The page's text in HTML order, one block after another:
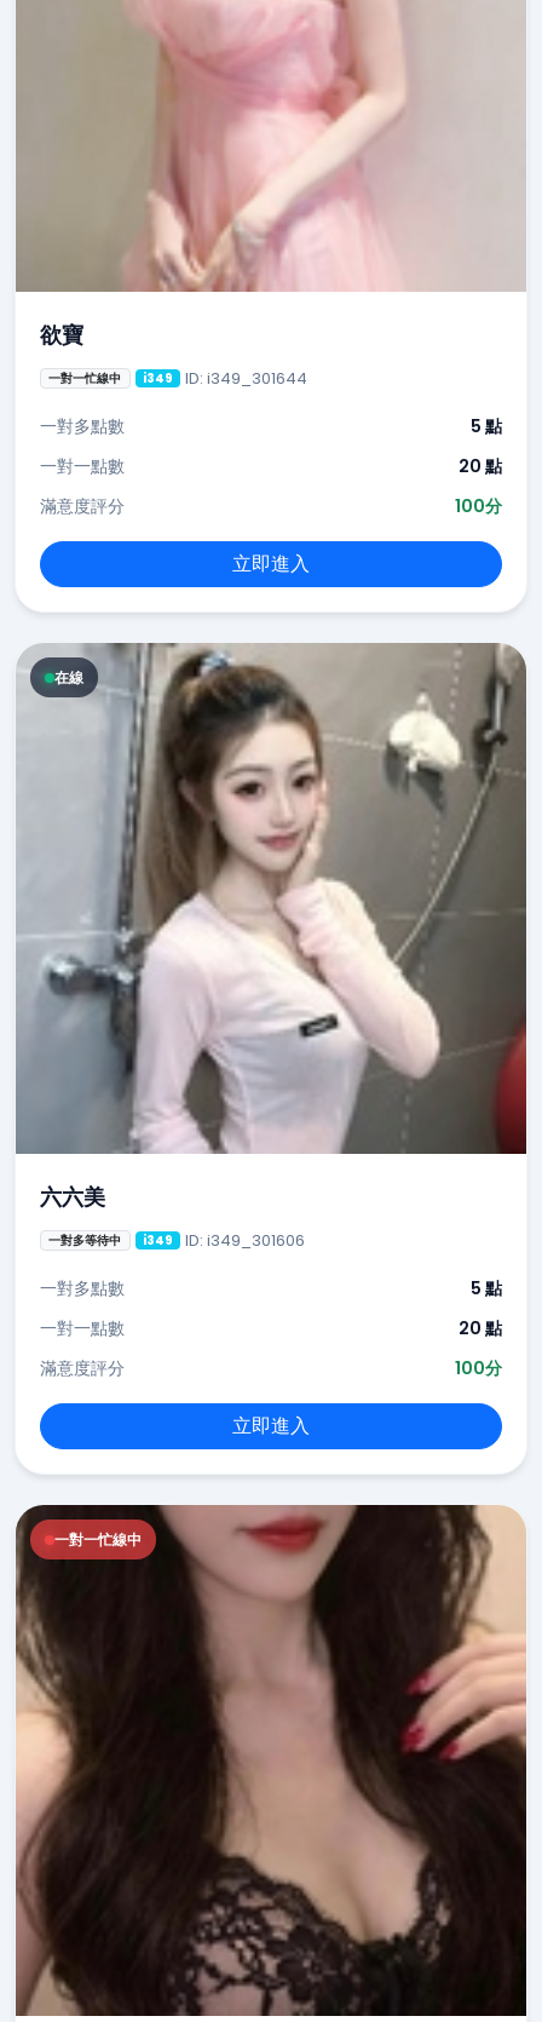
欲寶
一對一忙線中 i349 ID: i349_301644
一對多點數
5 點
一對一點數
20 點
滿意度評分
100分
立即進入
在線
六六美
一對多等待中 i349 ID: i349_301606
一對多點數
5 點
一對一點數
20 點
滿意度評分
100分
立即進入
一對一忙線中